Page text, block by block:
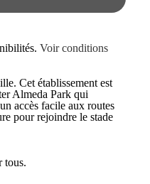
Voir conditions
Cet établissement est
Almeda Park qui
accès facile aux routes
pour rejoindre le stade
tous.